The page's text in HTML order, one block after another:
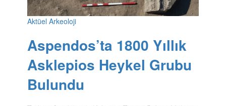
Aktüel Arkeoloji
Aspendos’ta 1800 Yıllık
Asklepios Heykel Grubu
Bulundu